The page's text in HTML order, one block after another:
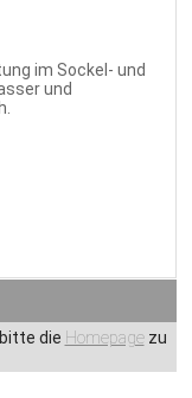
im Sockel- und
und
die Homepagezu